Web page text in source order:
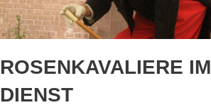
ROSENKAVALIERE IM
DIENST